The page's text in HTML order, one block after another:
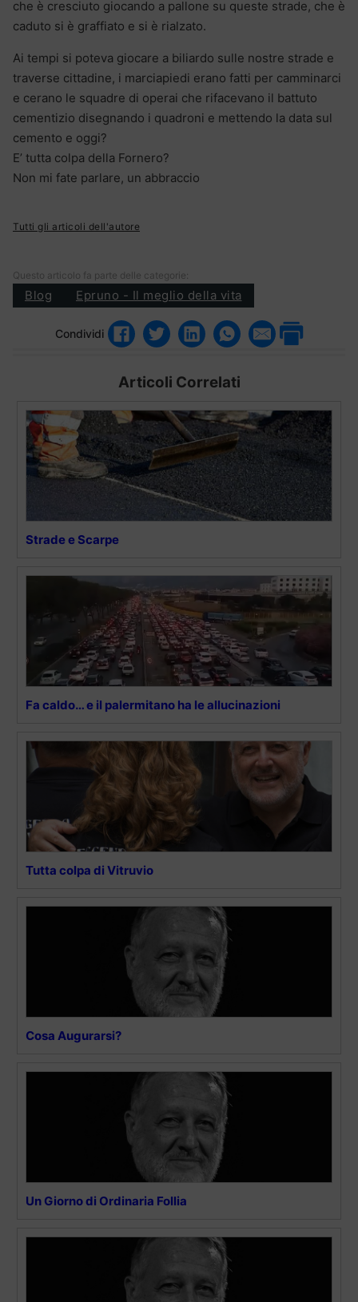
che è cresciuto giocando a pallone su queste strade, che è
caduto si è graffiato e si è rialzato.
Ai tempi si poteva giocare a biliardo sulle nostre strade e
traverse cittadine, i marciapiedi erano fatti per camminarci
e cerano le squadre di operai che rifacevano il battuto
cementizio disegnando i quadroni e mettendo la data sul
cemento e oggi?
E’ tutta colpa della Fornero?
Non mi fate parlare, un abbraccio
Tutti gli articoli dell'autore
Questo articolo fa parte delle categorie:
Blog Epruno - Il meglio della vita
Condividi
Articoli Correlati
Strade e Scarpe
Fa caldo… e il palermitano ha le allucinazioni
Tutta colpa di Vitruvio
Cosa Augurarsi?
Un Giorno di Ordinaria Follia